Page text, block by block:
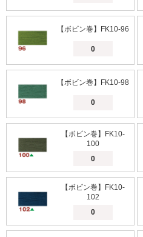
【ボビン巻】FK10-96
【ボビン巻】FK10-98
【ボビン巻】FK10-
100
【ボビン巻】FK10-
102